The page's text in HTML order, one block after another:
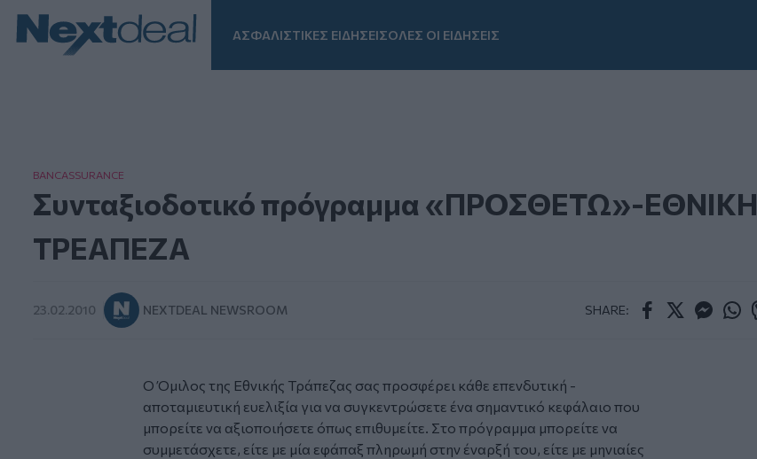
ΑΣΦΑΛΙΣΤΙΚΕΣ ΕΙΔΗΣΕΙΣΟΛΕΣ ΟΙ ΕΙΔΗΣΕΙΣ
BANCASSURANCE
Συνταξιοδοτικό πρόγραμμα «ΠΡΟΣΘΕΤΩ»-ΕΘΝΙΚΗ
ΤΡΕΑΠΕΖΑ
23.02.2010 NEXTDEAL NEWSROOM SHARE:
Ο Όμιλος της Εθνικής Τράπεζας σας προσφέρει κάθε επενδυτική -
αποταμιευτική ευελιξία για να συγκεντρώσετε ένα σημαντικό κεφάλαιο που
μπορείτε να αξιοποιήσετε όπως επιθυμείτε. Στο πρόγραμμα μπορείτε να
συμμετάσχετε, είτε με μία εφάπαξ πληρωμή στην έναρξή του, είτε με μηνιαίες